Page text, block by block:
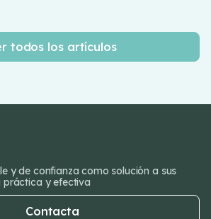
todos los artículos
y de confianza como solución a sus
y efectiva
Contacta